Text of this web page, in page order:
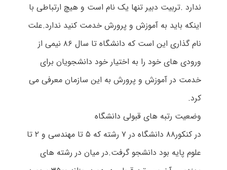
ندارد .تربیت دبیر تنها یک نام است و هیچ ارتباطی با
اینکه باید به آموزش و پرورش خدمت کنید ندارد.علت
نام گذاری این است که دانشگاه تا سال ۸۶ نیمی از
ورودی های خود را به اختیار خود دانشجویان برای
خدمت در آموزش و پرورش به این سازمان معرفی می
کرد.
وضعیت رتبه های قبولی دانشگاه
در کنکور۸۸ دانشگاه در ۷ رشته که ۵ تا مهندسی و ۲ تا
علوم پایه بود دانشجو گرفت.در میان در رشته های